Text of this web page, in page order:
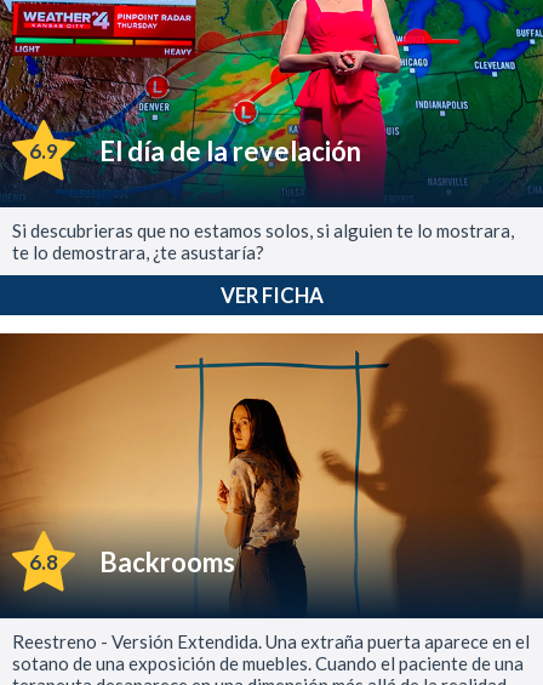
6.9 El día de la revelación
Si descubrieras que no estamos solos, si alguien te lo mostrara,
te lo demostrara, ¿te asustaría?
VER FICHA
6.8 Backrooms
Reestreno - Versión Extendida. Una extraña puerta aparece en el
sotano de una exposición de muebles. Cuando el paciente de una